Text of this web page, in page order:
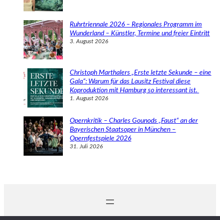
Ruhrtriennale 2026 – Regionales Programm im
Wunderland – Künstler, Termine und freier Eintritt
3. August 2026
Christoph Marthalers „Erste letzte Sekunde – eine
Gala“: Warum für das Lausitz Festival diese
Koproduktion mit Hamburg so interessant ist.
1. August 2026
Opernkritik – Charles Gounods „Faust“ an der
Bayerischen Staatsoper in München –
Opernfestspiele 2026
31. Juli 2026